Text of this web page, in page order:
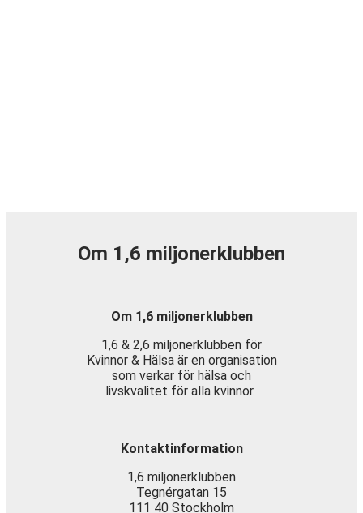
Om 1,6 miljonerklubben
Om 1,6 miljonerklubben
1,6 & 2,6 miljonerklubben för
Kvinnor & Hälsa är en organisation
som verkar för hälsa och
livskvalitet för alla kvinnor.
Kontaktinformation
1,6 miljonerklubben
Tegnérgatan 15
111 40 Stockholm